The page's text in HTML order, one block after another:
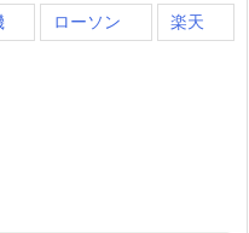
ローソン 楽天